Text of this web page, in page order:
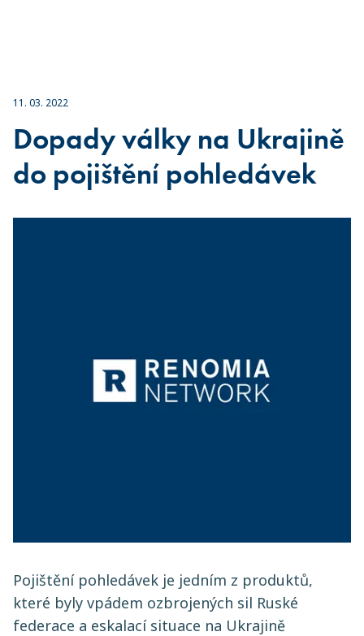
11. 03. 2022
Dopady války na Ukrajině
do pojištění pohledávek
Pojištění pohledávek je jedním z produktů,
které byly vpádem ozbrojených sil Ruské
federace a eskalací situace na Ukrajině